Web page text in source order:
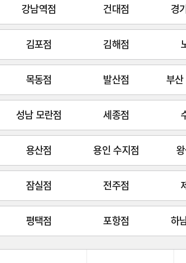
강남역점 건대점 경
김포점 김해점
목동점 발산점 부
성남 모란점 세종점
용산점 용인 수지점
잠실점 전주점
평택점 포항점 하